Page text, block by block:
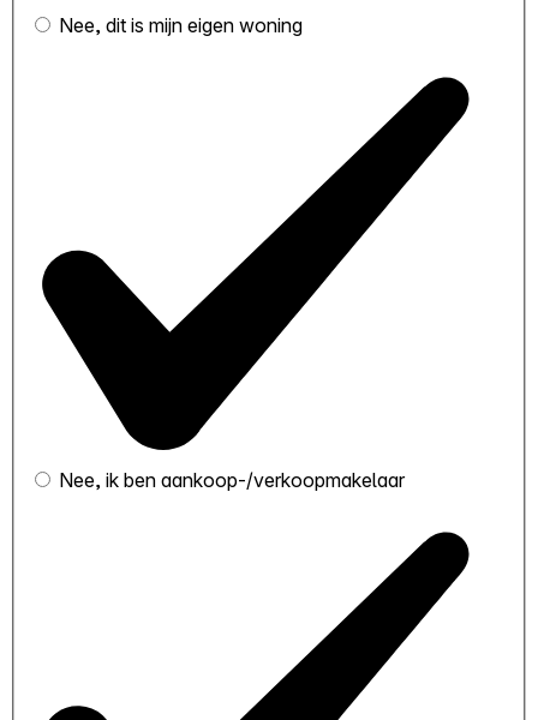
Nee, dit is mijn eigen woning
Nee, ik ben aankoop-/verkoopmakelaar